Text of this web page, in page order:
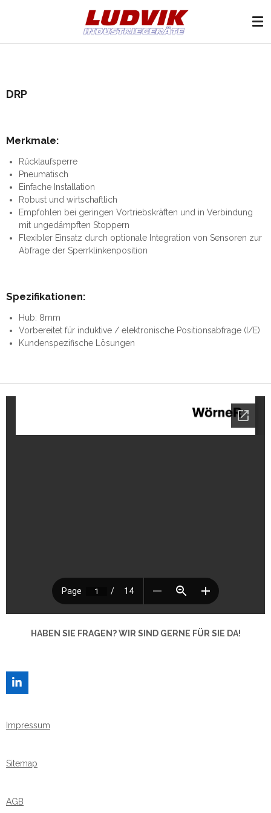
DRP
Merkmale:
Rücklaufsperre
Pneumatisch
Einfache Installation
Robust und wirtschaftlich
Empfohlen bei geringen Vortriebskräften und in Verbindung
mit ungedämpften Stoppern
Flexibler Einsatz durch optionale Integration von Sensoren zur
Abfrage der Sperrklinkenposition
Spezifikationen:
Hub: 8mm
Vorbereitet für induktive / elektronische Positionsabfrage (I/E)
Kundenspezifische Lösungen
HABEN SIE FRAGEN? WIR SIND GERNE FÜR SIE DA!
L
I
E
Impressum
Sitemap
AGB